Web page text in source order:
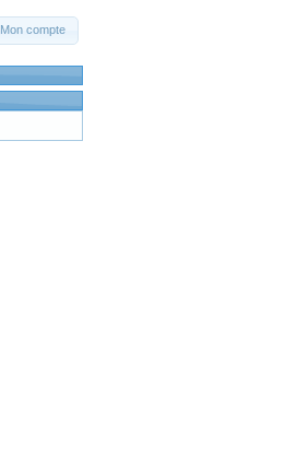
Mon compte